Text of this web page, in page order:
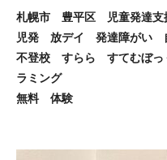
札幌市 豊平区 児童発達支
児発 放デイ 発達障がい
不登校 すらら すてむぼ
ラミング
無料 体験